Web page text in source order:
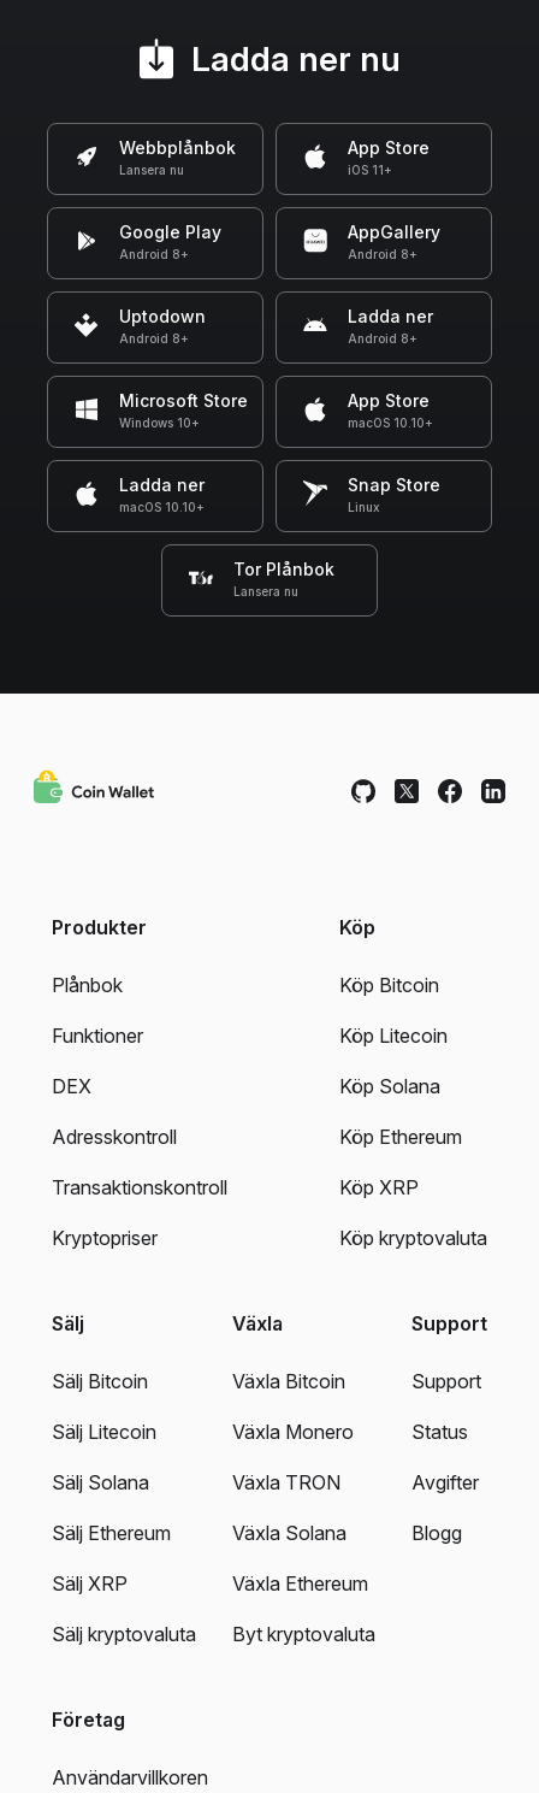
Ladda ner nu
Webbplånbok
Lansera nu
App Store
iOS 11+
Google Play
Android 8+
AppGallery
Android 8+
Uptodown
Android 8+
Ladda ner
Android 8+
Microsoft Store
Windows 10+
App Store
macOS 10.10+
Ladda ner
macOS 10.10+
Snap Store
Linux
Tor Plånbok
Lansera nu
Produkter
Plånbok
Funktioner
DEX
Adresskontroll
Transaktionskontroll
Kryptopriser
Köp
Köp Bitcoin
Köp Litecoin
Köp Solana
Köp Ethereum
Köp XRP
Köp kryptovaluta
Sälj
Sälj Bitcoin
Sälj Litecoin
Sälj Solana
Sälj Ethereum
Sälj XRP
Sälj kryptovaluta
Växla
Växla Bitcoin
Växla Monero
Växla TRON
Växla Solana
Växla Ethereum
Byt kryptovaluta
Support
Support
Status
Avgifter
Blogg
Företag
Användarvillkoren